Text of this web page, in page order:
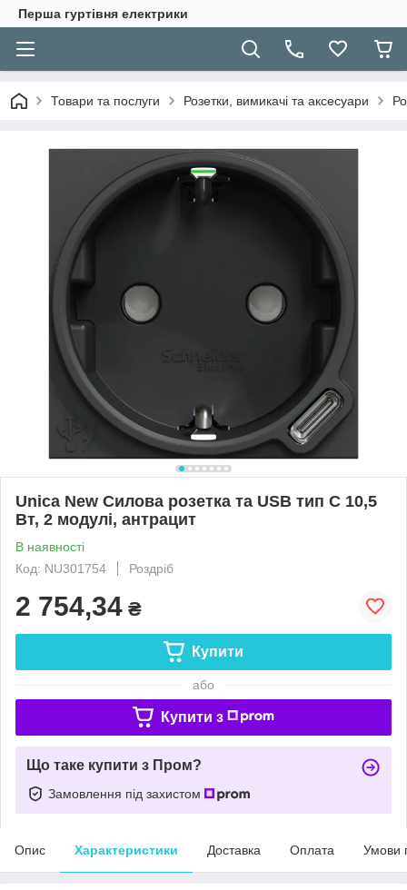
Перша гуртівня електрики
Товари та послуги Розетки, вимикачі та аксесуари
Unica New Силова розетка та USB тип С 10,5
Вт, 2 модулі, антрацит
В наявності
Код: NU301754
Роздріб
2 754,34 ₴
Купити
або
Купити з
Що таке купити з Пром?
Замовлення під захистом
Опис Характеристики Доставка Оплата Умови